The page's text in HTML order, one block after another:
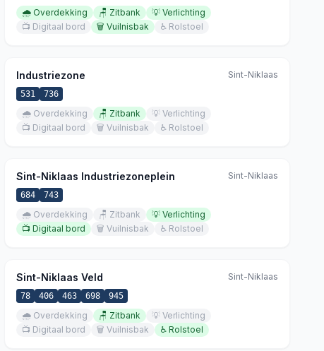
🌧️ Overdekking 🪑 Zitbank 💡 Verlichting
📺 Digitaal bord 🗑️ Vuilnisbak ♿ Rolstoel
Industriezone Sint-Niklaas
531 736
🌧️ Overdekking 🪑 Zitbank 💡 Verlichting
📺 Digitaal bord 🗑️ Vuilnisbak ♿ Rolstoel
Sint-Niklaas Industriezoneplein Sint-Niklaas
684 743
🌧️ Overdekking 🪑 Zitbank 💡 Verlichting
📺 Digitaal bord 🗑️ Vuilnisbak ♿ Rolstoel
Sint-Niklaas Veld Sint-Niklaas
78 406 463 698 945
🌧️ Overdekking 🪑 Zitbank 💡 Verlichting
📺 Digitaal bord 🗑️ Vuilnisbak ♿ Rolstoel